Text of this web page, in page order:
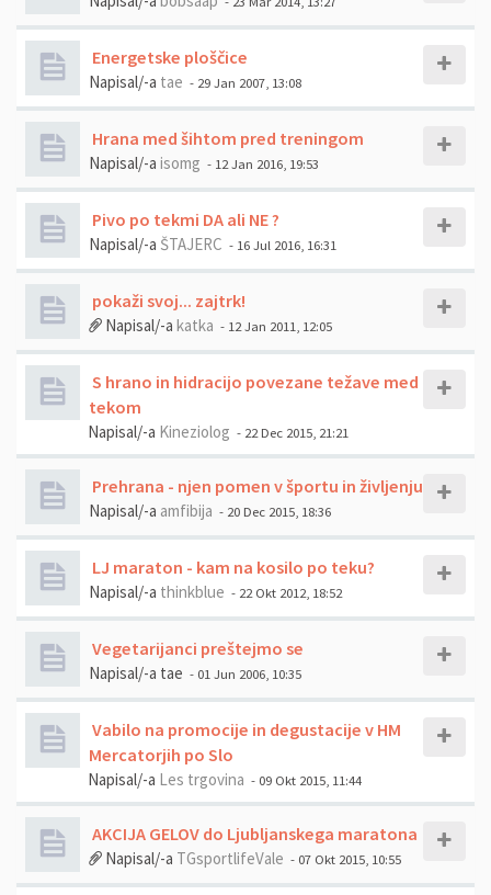
Energetske ploščice
Napisal/-a tae - 29 Jan 2007, 13:08
Hrana med šihtom pred treningom
Napisal/-a isomg - 12 Jan 2016, 19:53
Pivo po tekmi DA ali NE ?
Napisal/-a ŠTAJERC - 16 Jul 2016, 16:31
pokaži svoj... zajtrk!
Napisal/-a katka - 12 Jan 2011, 12:05
S hrano in hidracijo povezane težave med
tekom
Napisal/-a Kineziolog - 22 Dec 2015, 21:21
Prehrana - njen pomen v športu in življenju
Napisal/-a amfibija - 20 Dec 2015, 18:36
LJ maraton - kam na kosilo po teku?
Napisal/-a thinkblue - 22 Okt 2012, 18:52
Vegetarijanci preštejmo se
Napisal/-a tae - 01 Jun 2006, 10:35
Vabilo na promocije in degustacije v HM
Mercatorjih po Slo
Napisal/-a Les trgovina - 09 Okt 2015, 11:44
AKCIJA GELOV do Ljubljanskega maratona
Napisal/-a TGsportlifeVale - 07 Okt 2015, 10:55